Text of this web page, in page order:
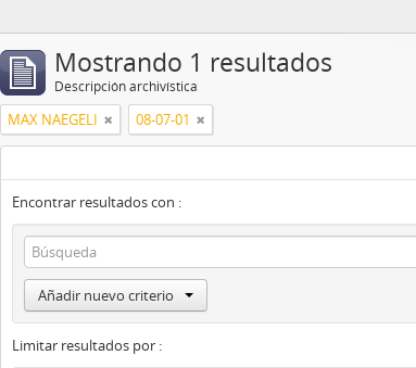
Mostrando 1 resultados
Descripción archivística
MAX NAEGELI 08-07-01
Encontrar resultados con :
Añadir nuevo criterio
Limitar resultados por :